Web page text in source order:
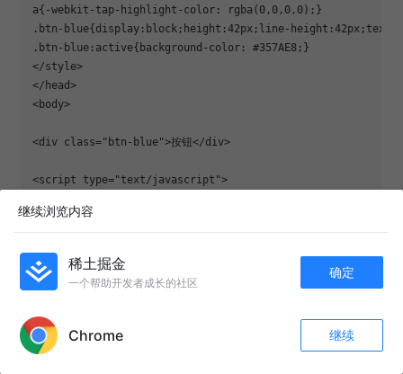
a{-webkit-tap-highlight-color: rgba(0,0,0,0);}
.btn-blue{display:block;height:42px;line-height:42px;text-
.btn-blue:active{background-color: #357AE8;}
</style>
</head>
<body>
<div class="btn-blue">按钮</div>
<script type="text/javascript">
</script>
</body>
</html>
要做到全兼容的办法，可通过绑定
和
547
继续浏览内容
稀土掘金
一个帮助开发者成长的社区
确定
Chrome 继续